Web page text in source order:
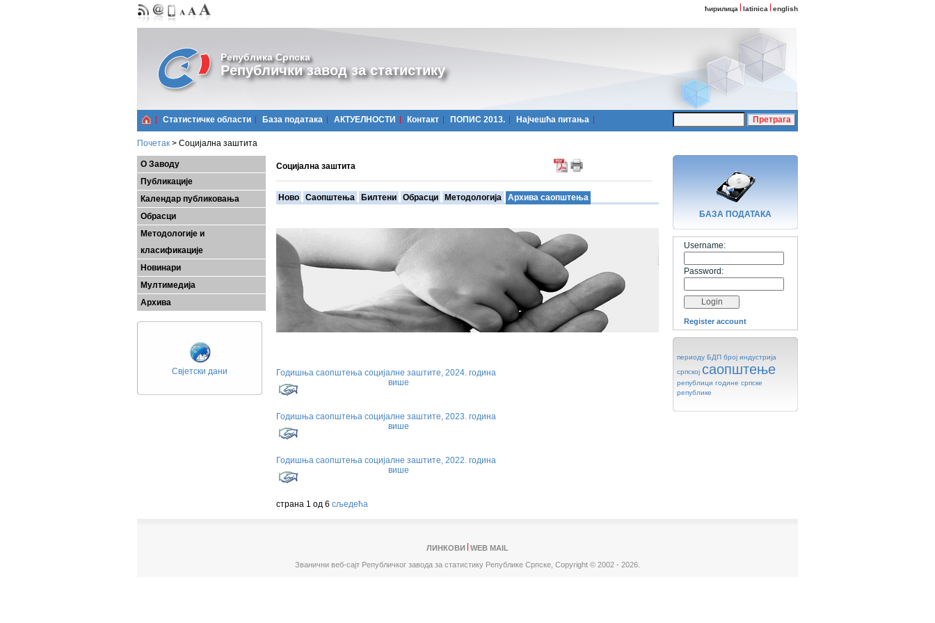
ћирилица latinica english
Република Српска
Републички завод за статистику
Статистичке области Базa података АКТУЕЛНОСТИ Контакт ПОПИС 2013. Најчешћa питања
Почетак > Социјална заштита
О Заводу
Публикације
Календар публиковања
Обрасци
Методологије и
класификације
Новинари
Мултимедија
Архива
Свјетски дани
Социјална заштита
Ново Саопштења Билтени Обрасци Методологија Архива саопштења
Годишња саопштења социјалне заштите, 2024. година
више
Годишња саопштења социјалне заштите, 2023. година
више
Годишња саопштења социјалне заштите, 2022. година
више
страна 1 од 6 сљедећа
БАЗA ПОДАТАКА
Username:
Password:
Register account
периоду БДП број индустрија
српској саопштење
републици године српске
републике
ЛИНКОВИ
WEB MAIL
Званични веб-сајт Републичког завода за статистику Републике Српске, Copyright © 2002 - 2026.